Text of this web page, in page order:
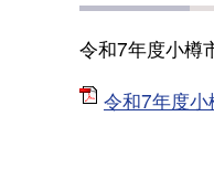
令和7年度小樽
令和7年度